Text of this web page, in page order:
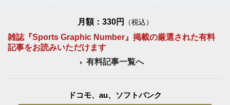
月額：330円 （税込）
雑誌『Sports Graphic Number』掲載の厳選された有料
記事をお読みいただけます
有料記事一覧へ
ドコモ、au、ソフトバンク